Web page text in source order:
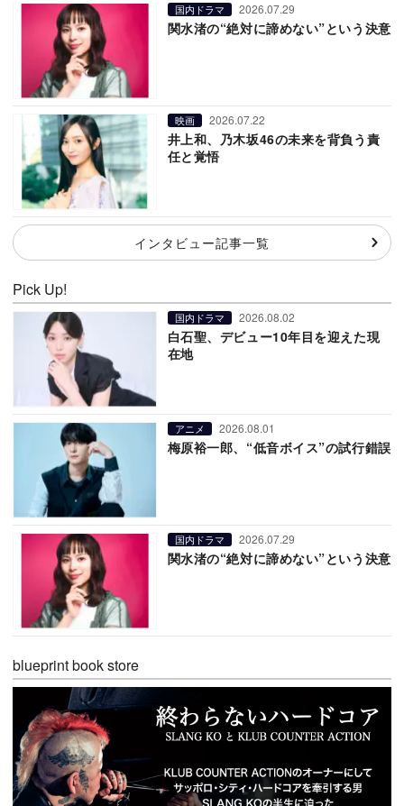
国内ドラマ 2026.07.29
関水渚の“絶対に諦めない”という決意
映画 2026.07.22
井上和、乃木坂46の未来を背負う責
任と覚悟
インタビュー記事一覧
Pick Up!
国内ドラマ 2026.08.02
白石聖、デビュー10年目を迎えた現
在地
アニメ 2026.08.01
梅原裕一郎、“低音ボイス”の試行錯誤
国内ドラマ 2026.07.29
関水渚の“絶対に諦めない”という決意
blueprint book store